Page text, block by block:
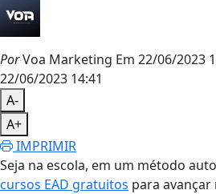
PorVoa Marketing Em 22/06/2023
22/06/2023 14:41
A-
A+
IMPRIMIR
Seja na escola, em um método
cursos EAD gratuitos para